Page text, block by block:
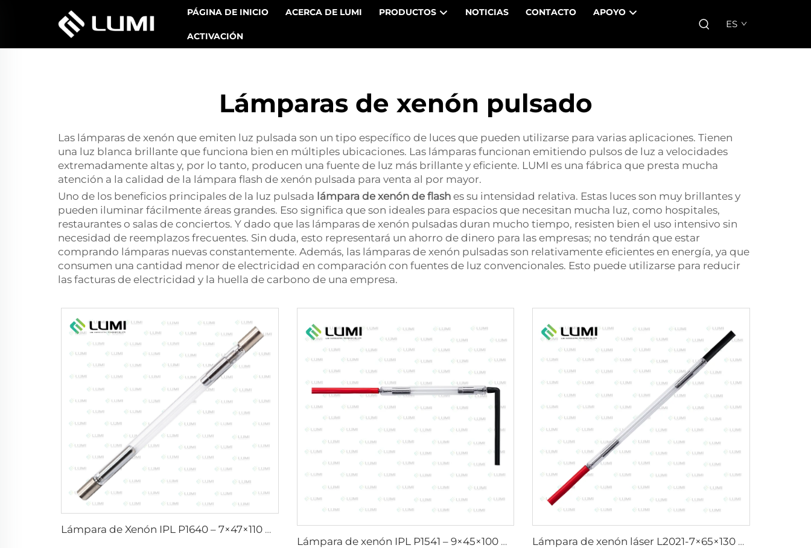
PÁGINA DE INICIO ACERCA DE LUMI PRODUCTOS NOTICIAS CONTACTO APOYO
ACTIVACIÓN
ES
Lámparas de xenón pulsado
Las lámparas de xenón que emiten luz pulsada son un tipo específico de luces que pueden utilizarse para varias aplicaciones. Tienen
una luz blanca brillante que funciona bien en múltiples ubicaciones. Las lámparas funcionan emitiendo pulsos de luz a velocidades
extremadamente altas y, por lo tanto, producen una fuente de luz más brillante y eficiente. LUMI es una fábrica que presta mucha
atención a la calidad de la lámpara flash de xenón pulsada para venta al por mayor.
Uno de los beneficios principales de la luz pulsada lámpara de xenón de flash es su intensidad relativa. Estas luces son muy brillantes y
pueden iluminar fácilmente áreas grandes. Eso significa que son ideales para espacios que necesitan mucha luz, como hospitales,
restaurantes o salas de conciertos. Y dado que las lámparas de xenón pulsadas duran mucho tiempo, resisten bien el uso intensivo sin
necesidad de reemplazos frecuentes. Sin duda, esto representará un ahorro de dinero para las empresas; no tendrán que estar
comprando lámparas nuevas constantemente. Además, las lámparas de xenón pulsadas son relativamente eficientes en energía, ya que
consumen una cantidad menor de electricidad en comparación con fuentes de luz convencionales. Esto puede utilizarse para reducir
las facturas de electricidad y la huella de carbono de una empresa.
Lámpara de Xenón IPL P1640 – 7×47×110 mm
Lámpara de xenón IPL P1541 – 9×45×100 mm
Lámpara de xenón láser L2021-7×65×130 mm